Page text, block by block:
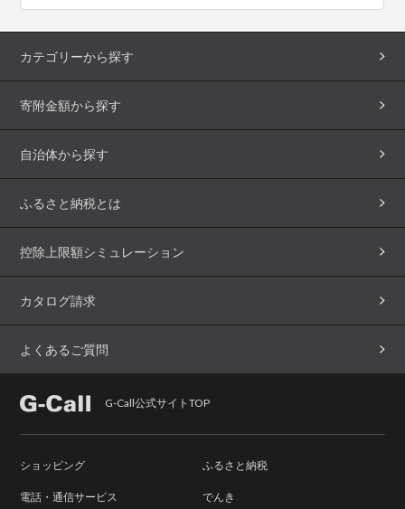
カテゴリーから探す
寄附金額から探す
自治体から探す
ふるさと納税とは
控除上限額シミュレーション
カタログ請求
よくあるご質問
G-Call公式サイトTOP
ショッピング ふるさと納税
電話・通信サービス でんき